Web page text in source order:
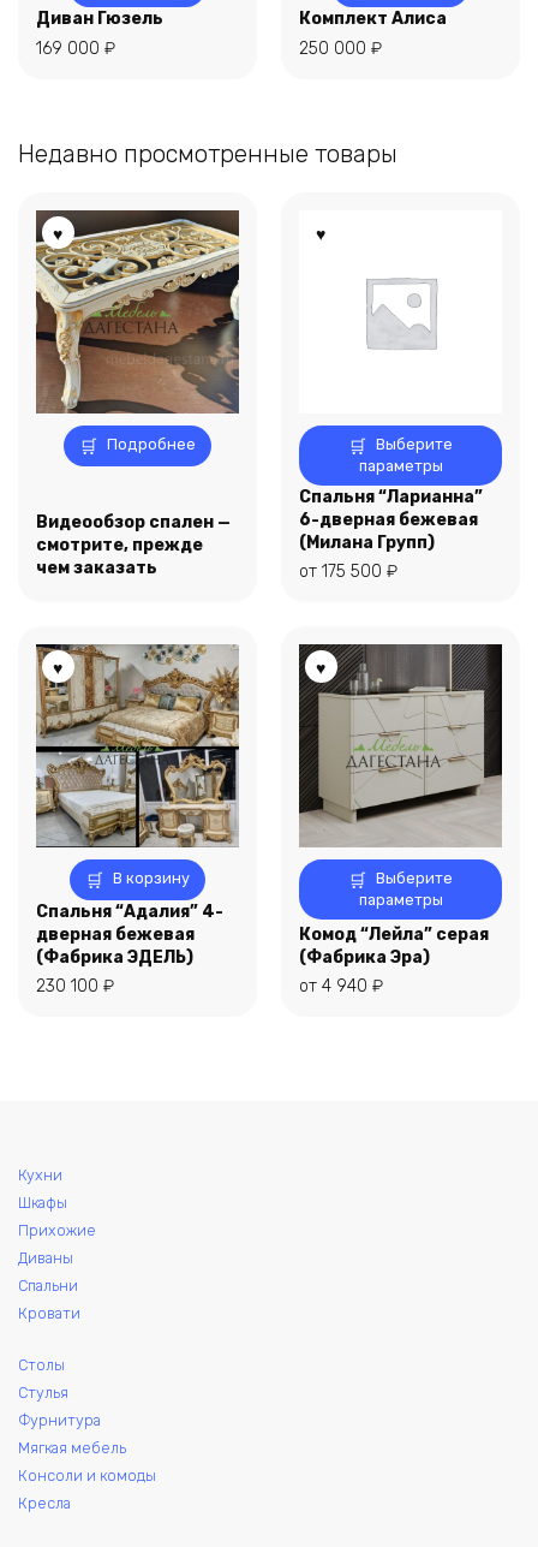
Диван Гюзель
169 000 ₽
Комплект Алиса
250 000 ₽
Недавно просмотренные товары
Подробнее
Видеообзор спален —
смотрите, прежде
чем заказать
Выберите
параметры
Этот
товар
имеет
несколько
вариаций.
на
странице
товара.
Спальня “Ларианна”
6-дверная бежевая
(Милана Групп)
от 175 500 ₽
В корзину
Спальня “Адалия” 4-
дверная бежевая
(Фабрика ЭДЕЛЬ)
230 100 ₽
Выберите
параметры
Этот
товар
имеет
несколько
вариаций.
Комод “Лейла” серая
(Фабрика Эра)
от 4 940 ₽
Кухни
Шкафы
Прихожие
Диваны
Спальни
Кровати
Столы
Стулья
Фурнитура
Мягкая мебель
Консоли и комоды
Кресла